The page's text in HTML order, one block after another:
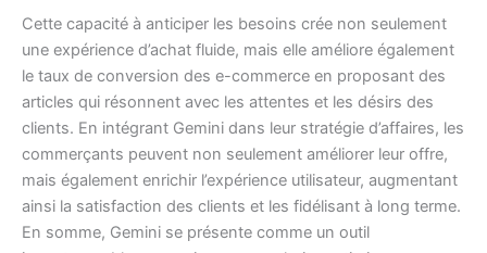
Cette capacité à anticiper les besoins crée non seulement
une expérience d’achat fluide, mais elle améliore également
le taux de conversion des e-commerce en proposant des
articles qui résonnent avec les attentes et les désirs des
clients. En intégrant Gemini dans leur stratégie d’affaires, les
commerçants peuvent non seulement améliorer leur offre,
mais également enrichir l’expérience utilisateur, augmentant
ainsi la satisfaction des clients et les fidélisant à long terme.
En somme, Gemini se présente comme un outil